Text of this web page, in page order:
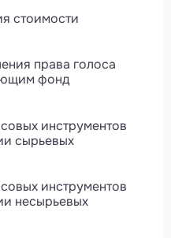
стоимости
права голоса
фонд
инструментов
сырьевых
инструментов
несырьевых